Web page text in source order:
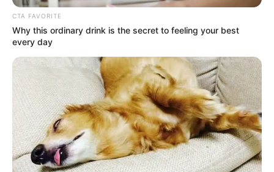
CTA FAVORITE
Why this ordinary drink is the secret to feeling your best
every day